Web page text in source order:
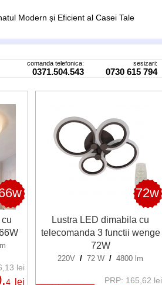
Modern și Eficient al Casei Tale
comanda telefonica:
0371.504.543
sesizari:
0730 615 794
lei
4 lei
72w
Lustra LED dimabila cu
telecomanda 3 functii wenge
72W
220V / 72 W / 4800 lm
PRP: 165,62 lei